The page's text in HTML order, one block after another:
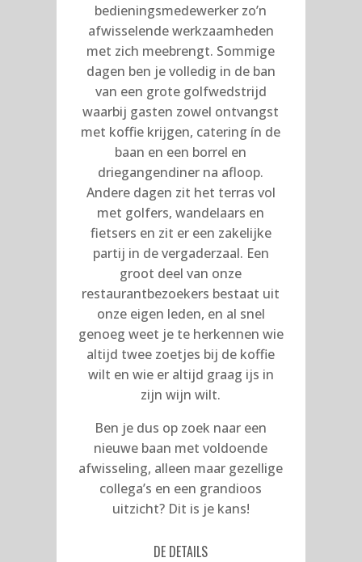
bedieningsmedewerker zo’n
afwisselende werkzaamheden
met zich meebrengt. Sommige
dagen ben je volledig in de ban
van een grote golfwedstrijd
waarbij gasten zowel ontvangst
met koffie krijgen, catering ín de
baan en een borrel en
driegangendiner na afloop.
Andere dagen zit het terras vol
met golfers, wandelaars en
fietsers en zit er een zakelijke
partij in de vergaderzaal. Een
groot deel van onze
restaurantbezoekers bestaat uit
onze eigen leden, en al snel
genoeg weet je te herkennen wie
altijd twee zoetjes bij de koffie
wilt en wie er altijd graag ijs in
zijn wijn wilt.
Ben je dus op zoek naar een
nieuwe baan met voldoende
afwisseling, alleen maar gezellige
collega’s en een grandioos
uitzicht? Dit is je kans!
DE DETAILS